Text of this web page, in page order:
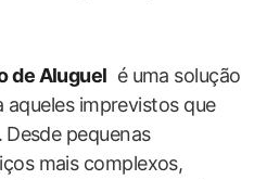
de Aluguel ‌ é uma‌ solução‍
‍imprevistos que
pequenas
mais complexos,